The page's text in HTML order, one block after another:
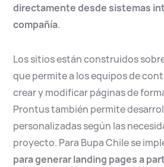
directamente desde sistemas
compañía.
Los sitios están construidos
que permite a los equipos de
crear y modificar páginas de
Prontus también permite
personalizadas según las
proyecto. Para Bupa Chile se
para generar landing pages a